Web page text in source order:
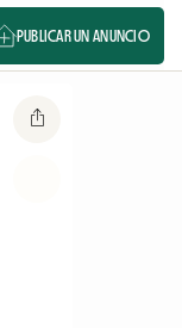
PUBLICAR UN ANUNCIO